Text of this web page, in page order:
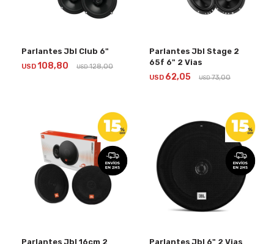
Parlantes Jbl Club 6"
USD108,80 USD 128,00
Parlantes Jbl Stage 2
65f 6" 2 Vias
USD 62,05 USD 73,00
Parlantes Jbl 16cm 2 Parlantes Jbl 6" 2 Vias